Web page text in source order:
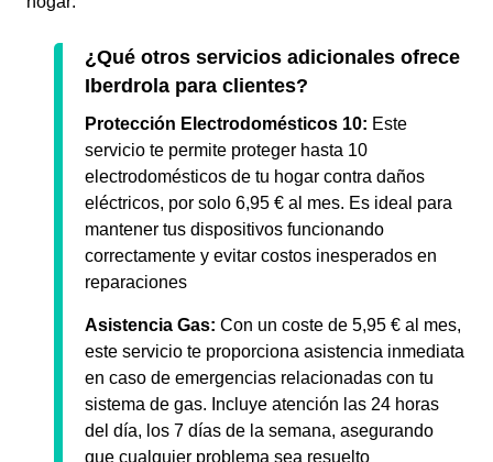
¿Qué otros servicios adicionales ofrece
Iberdrola para clientes?
Protección Electrodomésticos 10: Este
servicio te permite proteger hasta 10
electrodomésticos de tu hogar contra daños
eléctricos, por solo 6,95 € al mes. Es ideal para
mantener tus dispositivos funcionando
correctamente y evitar costos inesperados en
reparaciones
Asistencia Gas: Con un coste de 5,95 € al mes,
este servicio te proporciona asistencia inmediata
en caso de emergencias relacionadas con tu
sistema de gas. Incluye atención las 24 horas
del día, los 7 días de la semana, asegurando
que cualquier problema sea resuelto